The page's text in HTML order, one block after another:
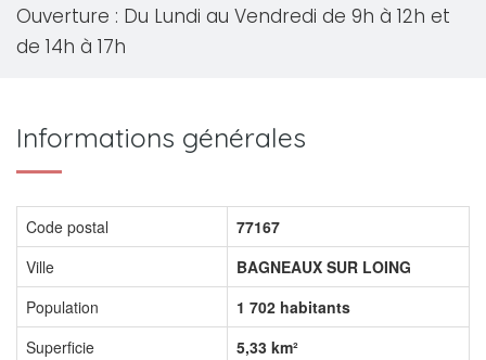
Ouverture : Du Lundi au Vendredi de 9h à 12h et
de 14h à 17h
Informations générales
Code postal
77167
Ville
BAGNEAUX SUR LOING
Population
1 702 habitants
Superficie
5,33 km²